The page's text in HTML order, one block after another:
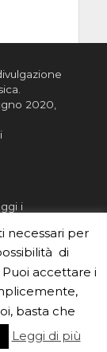
2020,
i
per
a
necessari per
di
accettare i
basta che
Leggi di più